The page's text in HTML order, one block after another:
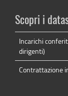
Scopri i
Incarichi
dirigenti)
Contrattazione